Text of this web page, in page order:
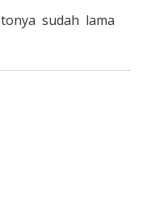
sudah lama